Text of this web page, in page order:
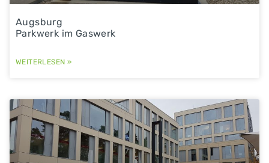
Augsburg
Parkwerk im Gaswerk
WEITERLESEN »